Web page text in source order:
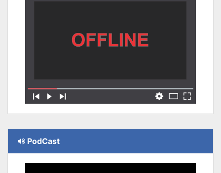
PodCast